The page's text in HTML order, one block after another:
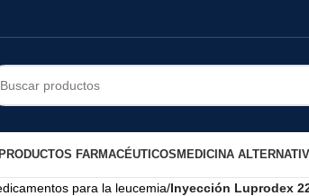
PRODUCTOS FARMACÉUTICOS MEDICINA
para la leucemia/Inyección Luprodex